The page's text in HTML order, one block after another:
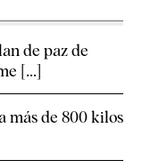
de paz de
[...]
más de 800 kilos